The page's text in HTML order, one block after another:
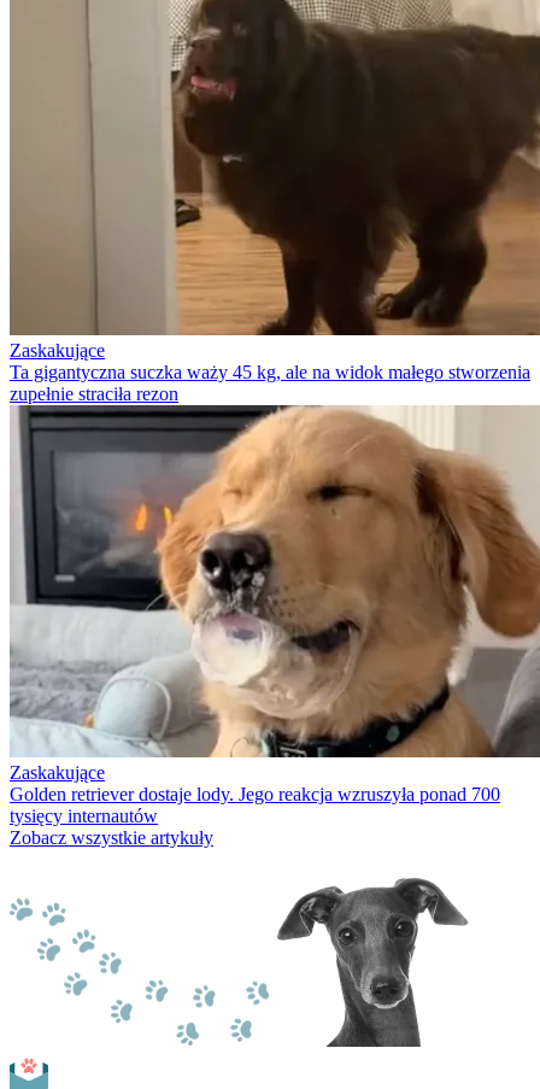
Zaskakujące
Ta gigantyczna suczka waży 45 kg, ale na widok małego stworzenia
zupełnie straciła rezon
Zaskakujące
Golden retriever dostaje lody. Jego reakcja wzruszyła ponad 700
tysięcy internautów
Zobacz wszystkie artykuły